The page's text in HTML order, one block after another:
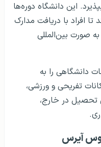
دانشجو را بپذیرد. این دانشگاه دوره‌ها
افراد با دریافت مدارک
صورت بین‌المللی
دانشگاهی را به
تفریحی و ورزشی،
تحصیل در خارج،
آیرس